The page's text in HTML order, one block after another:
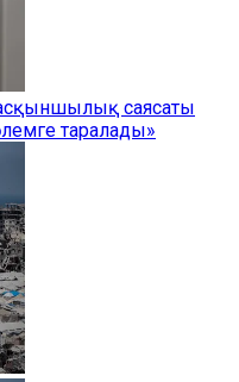
саясаты
таралады»